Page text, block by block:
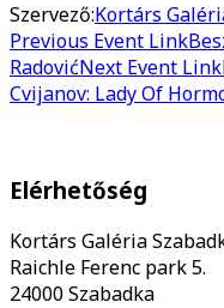
Szervező:Kortárs
Previous Event Link
RadovićNext Event Link
Cvijanov: Lady Of
Elérhetőség
Kortárs Galéria
Raichle Ferenc park 5.
24000 Szabadka